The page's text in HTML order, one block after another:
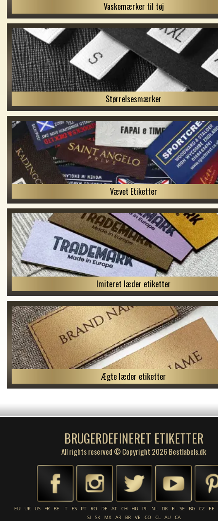
Vaskemærker til tøj
Størrelsesmærker
Vævet Etiketter
Imiteret læder etiketter
Ægte læder etiketter
BRUGERDEFINERET ETIKETTER
All rights reserved © Copyright 2026 Bestlabels.dk
EU UK US FR BE IT ES PT RO DE AT CH HU PL NL DK FI SE BG CZ
EE
SI
SK MX AR BR VE CO CL AU CA